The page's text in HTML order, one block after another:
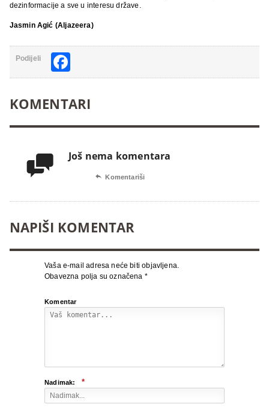
dezinformacije a sve u interesu države.
Jasmin Agić (Aljazeera)
Podijeli
KOMENTARI
 Još nema komentara
 Komentariši
NAPIŠI KOMENTAR
Vaša e-mail adresa neće biti objavljena.
Obavezna polja su označena *
Komentar
Nadimak: *